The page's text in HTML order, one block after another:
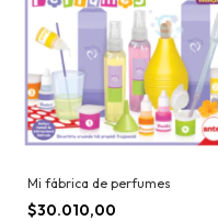
Mi fábrica de perfumes
$30.010,00